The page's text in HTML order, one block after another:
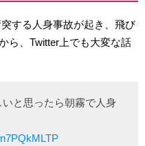
する人身事故が起き、飛び
ら、Twitter上でも大変な話
と思ったら朝霧で人身